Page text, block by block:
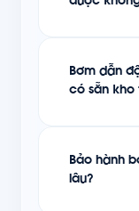
Bơm dẫn
có sẵn kho
Bảo hành
lâu?